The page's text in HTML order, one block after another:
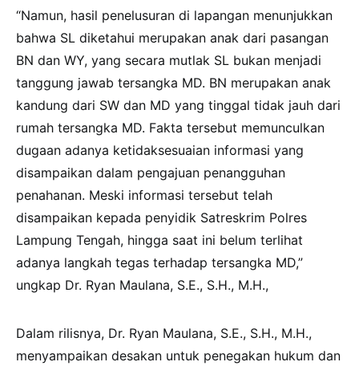
“Namun, hasil penelusuran di lapangan menunjukkan
bahwa SL diketahui merupakan anak dari pasangan
BN dan WY, yang secara mutlak SL bukan menjadi
tanggung jawab tersangka MD. BN merupakan anak
kandung dari SW dan MD yang tinggal tidak jauh dari
rumah tersangka MD. Fakta tersebut memunculkan
dugaan adanya ketidaksesuaian informasi yang
disampaikan dalam pengajuan penangguhan
penahanan. Meski informasi tersebut telah
disampaikan kepada penyidik Satreskrim Polres
Lampung Tengah, hingga saat ini belum terlihat
adanya langkah tegas terhadap tersangka MD,”
ungkap Dr. Ryan Maulana, S.E., S.H., M.H.,
Dalam rilisnya, Dr. Ryan Maulana, S.E., S.H., M.H.,
menyampaikan desakan untuk penegakan hukum dan